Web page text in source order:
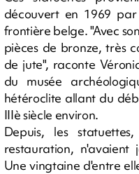
découvert en 1969
frontière belge. "Avec
pièces de bronze, très
de jute", raconte
du musée
hétéroclite allant du
IIIè siècle environ.
Depuis, les
restauration,
Une vingtaine d'entre